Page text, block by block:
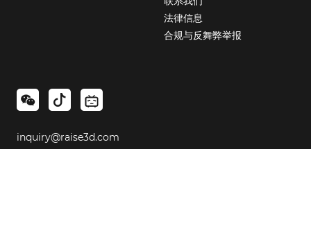
法律信息
合规与反舞弊举报
inquiry@raise3d.com